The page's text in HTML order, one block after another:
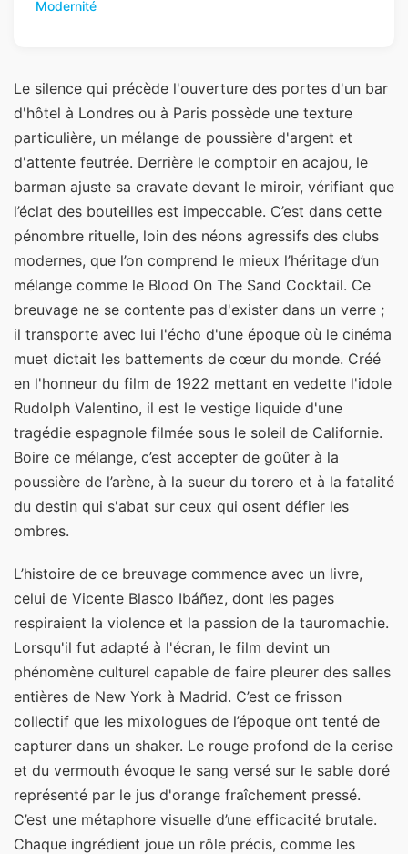
Modernité
Le silence qui précède l'ouverture des portes d'un bar
d'hôtel à Londres ou à Paris possède une texture
particulière, un mélange de poussière d'argent et
d'attente feutrée. Derrière le comptoir en acajou, le
barman ajuste sa cravate devant le miroir, vérifiant que
l’éclat des bouteilles est impeccable. C’est dans cette
pénombre rituelle, loin des néons agressifs des clubs
modernes, que l’on comprend le mieux l’héritage d’un
mélange comme le Blood On The Sand Cocktail. Ce
breuvage ne se contente pas d'exister dans un verre ;
il transporte avec lui l'écho d'une époque où le cinéma
muet dictait les battements de cœur du monde. Créé
en l'honneur du film de 1922 mettant en vedette l'idole
Rudolph Valentino, il est le vestige liquide d'une
tragédie espagnole filmée sous le soleil de Californie.
Boire ce mélange, c’est accepter de goûter à la
poussière de l’arène, à la sueur du torero et à la fatalité
du destin qui s'abat sur ceux qui osent défier les
ombres.
L’histoire de ce breuvage commence avec un livre,
celui de Vicente Blasco Ibáñez, dont les pages
respiraient la violence et la passion de la tauromachie.
Lorsqu'il fut adapté à l'écran, le film devint un
phénomène culturel capable de faire pleurer des salles
entières de New York à Madrid. C’est ce frisson
collectif que les mixologues de l’époque ont tenté de
capturer dans un shaker. Le rouge profond de la cerise
et du vermouth évoque le sang versé sur le sable doré
représenté par le jus d'orange fraîchement pressé.
C’est une métaphore visuelle d’une efficacité brutale.
Chaque ingrédient joue un rôle précis, comme les